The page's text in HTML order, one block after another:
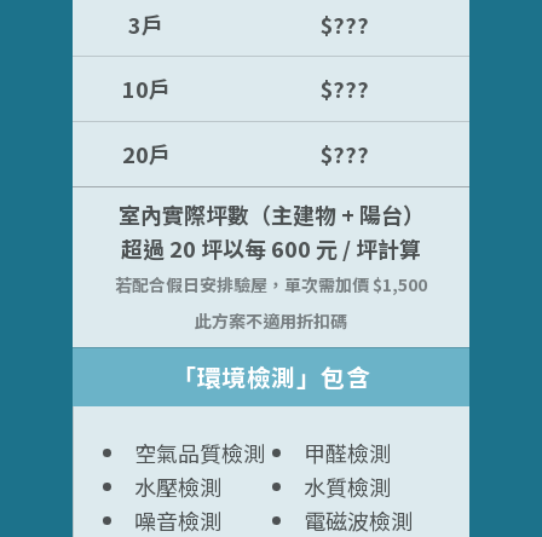
3戶 $???
10戶 $???
20戶
$???
室內實際坪數（主建物 + 陽台）
超過 20 坪以每 600 元 / 坪計算
若配合假日安排驗屋，單次需加價 $1,500
此方案不適用折扣碼
「環境檢測」包含
空氣品質檢測
甲醛檢測
水壓檢測
水質檢測
噪音檢測
電磁波檢測